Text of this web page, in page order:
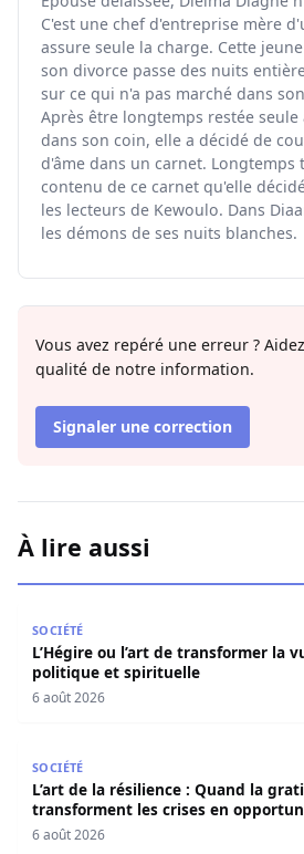
C'est une chef d'entreprise mère
assure seule la charge. Cette
son divorce passe des nuits
sur ce qui n'a pas marché dans
Après être longtemps restée
dans son coin, elle a décidé de
d'âme dans un carnet. Longtemps
contenu de ce carnet qu'elle
les lecteurs de Kewoulo. Dans
les démons de ses nuits blanches.
Vous avez repéré une erreur ?
qualité de notre information.
Signaler une correction
À lire aussi
SOCIÉTÉ
L’Hégire ou l’art de transformer la
politique et spirituelle
6 août 2026
SOCIÉTÉ
L’art de la résilience : Quand la
transforment les crises en
6 août 2026